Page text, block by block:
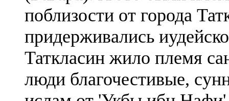
поблизости от города
придерживались
Таткласин жило племя
люди благочестивые,